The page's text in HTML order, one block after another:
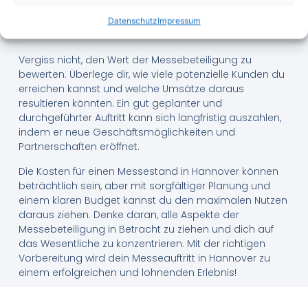
DatenschutzImpressum
sicherzustellen, dass du den besten Service für dein
Geld erhältst.
Vergiss nicht, den Wert der Messebeteiligung zu
bewerten. Überlege dir, wie viele potenzielle Kunden du
erreichen kannst und welche Umsätze daraus
resultieren könnten. Ein gut geplanter und
durchgeführter Auftritt kann sich langfristig auszahlen,
indem er neue Geschäftsmöglichkeiten und
Partnerschaften eröffnet.
Die Kosten für einen Messestand in Hannover können
beträchtlich sein, aber mit sorgfältiger Planung und
einem klaren Budget kannst du den maximalen Nutzen
daraus ziehen. Denke daran, alle Aspekte der
Messebeteiligung in Betracht zu ziehen und dich auf
das Wesentliche zu konzentrieren. Mit der richtigen
Vorbereitung wird dein Messeauftritt in Hannover zu
einem erfolgreichen und lohnenden Erlebnis!